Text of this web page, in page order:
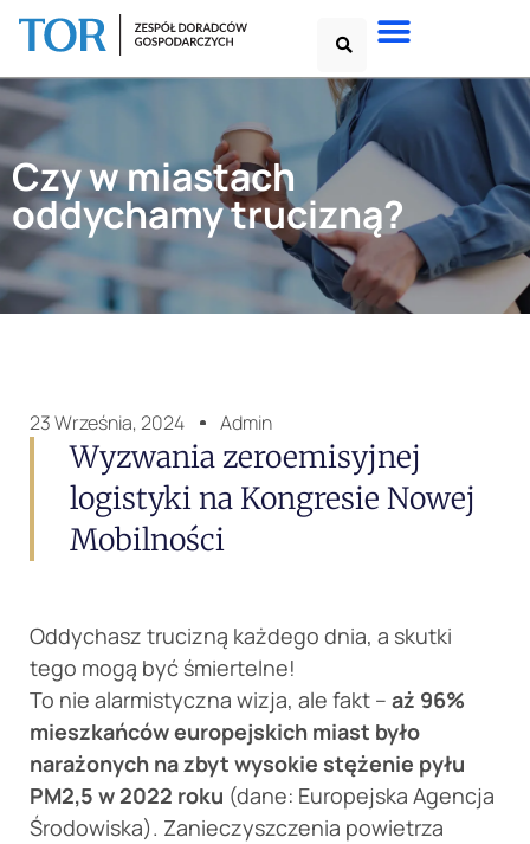
Czy w miastach
oddychamy trucizną?
23 Września, 2024 Admin
Wyzwania zeroemisyjnej
logistyki na Kongresie Nowej
Mobilności
Oddychasz trucizną każdego dnia, a skutki
tego mogą być śmiertelne!
To nie alarmistyczna wizja, ale fakt – aż 96%
mieszkańców europejskich miast było
narażonych na zbyt wysokie stężenie pyłu
PM2,5 w 2022 roku (dane: Europejska Agencja
Środowiska). Zanieczyszczenia powietrza